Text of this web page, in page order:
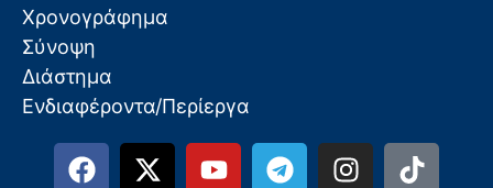
Χρονογράφημα
Σύνοψη
Διάστημα
Ενδιαφέροντα/Περίεργα